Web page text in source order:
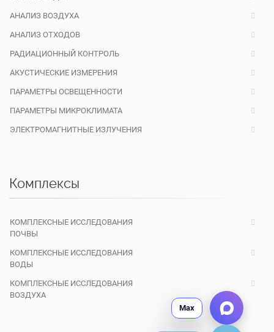
АНАЛИЗ ВОЗДУХА
АНАЛИЗ ОТХОДОВ
РАДИАЦИОННЫЙ КОНТРОЛЬ
АКУСТИЧЕСКИЕ ИЗМЕРЕНИЯ
ПАРАМЕТРЫ ОСВЕЩЕННОСТИ
ПАРАМЕТРЫ МИКРОКЛИМАТА
ЭЛЕКТРОМАГНИТНЫЕ ИЗЛУЧЕНИЯ
Комплексы
КОМПЛЕКСНЫЕ ИССЛЕДОВАНИЯ
ПОЧВЫ
КОМПЛЕКСНЫЕ ИССЛЕДОВАНИЯ
ВОДЫ
КОМПЛЕКСНЫЕ ИССЛЕДОВАНИЯ
ВОЗДУХА
Max